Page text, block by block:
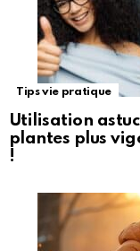
Tips vie pratique
Utilisation
plantes plus
!